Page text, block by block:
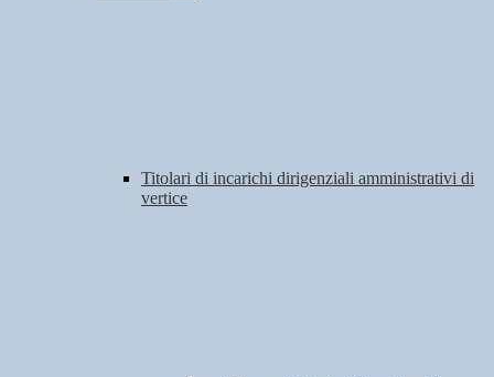
Titolari di incarichi dirigenziali amministrativi di
vertice